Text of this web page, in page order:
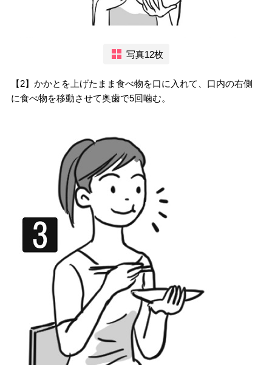
写真12枚
【2】かかとを上げたまま食べ物を口に入れて、口内の右側
に食べ物を移動させて奥歯で5回噛む。